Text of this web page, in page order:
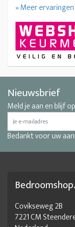
» Meer ervaringen
Nieuwsbrief
Meld je aan en blijf
Bedankt voor uw
Covikseweg 2B
7221 CM